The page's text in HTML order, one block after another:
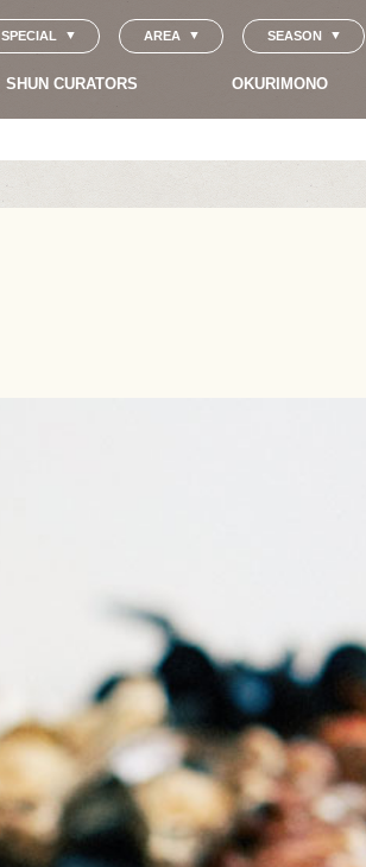
SPECIAL AREA SEASON
SHUN CURATORS OKURIMONO